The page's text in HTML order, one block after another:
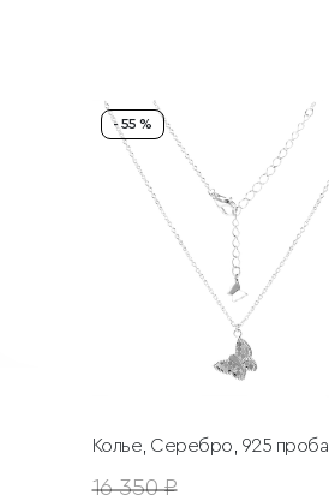
- 55 %
Колье, Серебро, 925 проба
16 350 ₽